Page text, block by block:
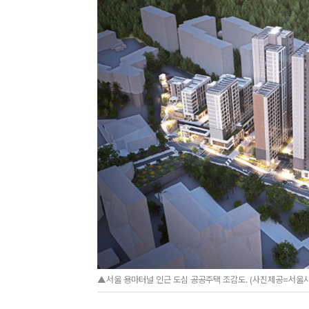
▲서울 용마터널 인근 도심 공공주택 조감도. (사진제공=서울